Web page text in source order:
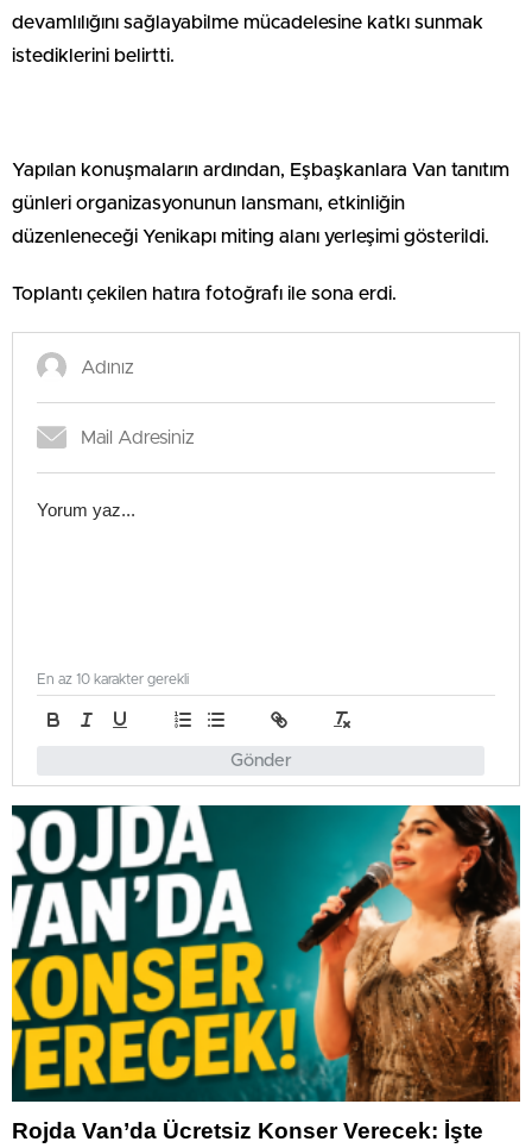
devamlılığını sağlayabilme mücadelesine katkı sunmak
istediklerini belirtti.
Yapılan konuşmaların ardından, Eşbaşkanlara Van tanıtım
günleri organizasyonunun lansmanı, etkinliğin
düzenleneceği Yenikapı miting alanı yerleşimi gösterildi.
Toplantı çekilen hatıra fotoğrafı ile sona erdi.
Gönder
En az 10 karakter gerekli
Rojda Van’da Ücretsiz Konser Verecek: İşte